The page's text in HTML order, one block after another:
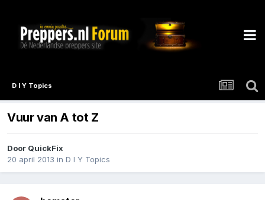
D I Y Topics
Vuur van A tot Z
Door QuickFix
20 april 2013 in D I Y Topics